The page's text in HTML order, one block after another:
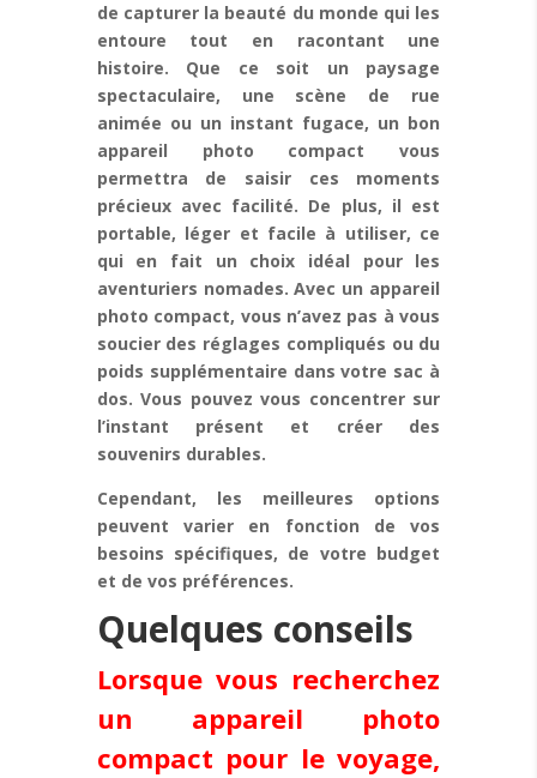
de capturer la beauté du monde qui les
entoure tout en racontant une
histoire. Que ce soit un paysage
spectaculaire, une scène de rue
animée ou un instant fugace, un bon
appareil photo compact vous
permettra de saisir ces moments
précieux avec facilité. De plus, il est
portable, léger et facile à utiliser, ce
qui en fait un choix idéal pour les
aventuriers nomades. Avec un appareil
photo compact, vous n’avez pas à vous
soucier des réglages compliqués ou du
poids supplémentaire dans votre sac à
dos. Vous pouvez vous concentrer sur
l’instant présent et créer des
souvenirs durables.
Cependant, les meilleures options
peuvent varier en fonction de vos
besoins spécifiques, de votre budget
et de vos préférences.
Quelques conseils
Lorsque vous recherchez
un appareil photo
compact pour le voyage,